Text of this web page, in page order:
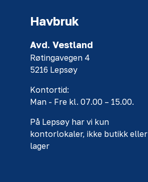
Havbruk
Avd. Vestland
Røtingavegen 4
5216 Lepsøy
Kontortid:
Man - Fre kl. 07.00 – 15.00.
På Lepsøy har vi kun
kontorlokaler, ikke butikk eller
lager